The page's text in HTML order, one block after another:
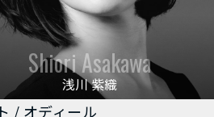
Shiori Asakawa
浅川 紫織
/ オディール